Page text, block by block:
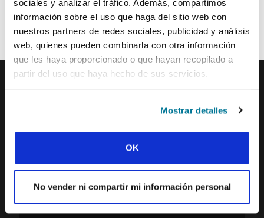
sociales y analizar el tráfico. Además, compartimos
información sobre el uso que haga del sitio web con
nuestros partners de redes sociales, publicidad y análisis
web, quienes pueden combinarla con otra información
que les haya proporcionado o que hayan recopilado a
partir del uso que haya hecho de sus servicios.
Mostrar detalles
OK
No vender ni compartir mi información personal
de los movimientos estudiantiles y el ministerio de IFES de todo el
mundo para inspirarte en tus oraciones.
¡Nos encantaría que te unieras a nosotros!
LA HISTORIA DE IFES
NUESTRO EQUIPO DE MISIÓN